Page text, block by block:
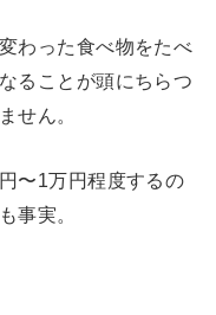
わった食べ物をたべ
ることが頭にちらつ
せん。
〜1万円程度するの
事実。